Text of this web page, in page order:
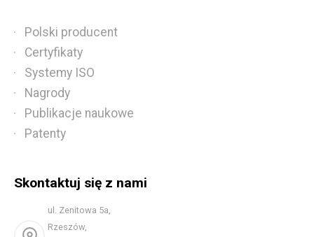
Polski producent
Certyfikaty
Systemy ISO
Nagrody
Publikacje naukowe
Patenty
Skontaktuj się z nami
ul. Zenitowa 5a,
Rzeszów,